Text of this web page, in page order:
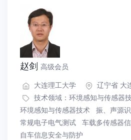
赵剑 高级会员
大连理工大学
辽宁省 大
技术领域： 环境感知与传感器
环境感知与传感器技术 振、声源
常规电子电气测试 车载多传感器
自车信息安全与防护